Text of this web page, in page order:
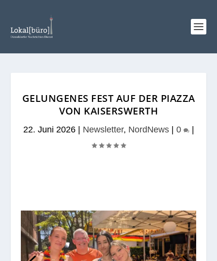
GELUNGENES FEST AUF DER PIAZZA
VON KAISERSWERTH
22. Juni 2026| Newsletter, NordNews| 0 |